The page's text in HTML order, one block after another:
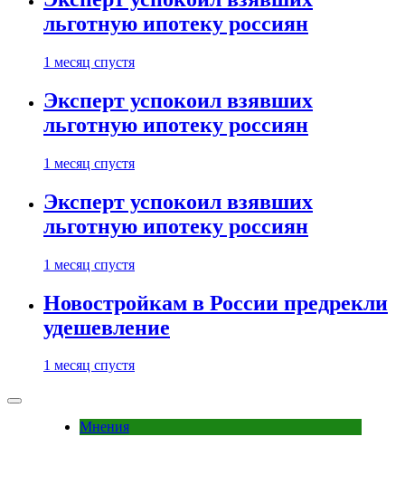
льготную ипотеку россиян
1 месяц спустя
Эксперт успокоил взявших
льготную ипотеку россиян
1 месяц спустя
Эксперт успокоил взявших
льготную ипотеку россиян
1 месяц спустя
Новостройкам в России предрекли
удешевление
1 месяц спустя
Мнения